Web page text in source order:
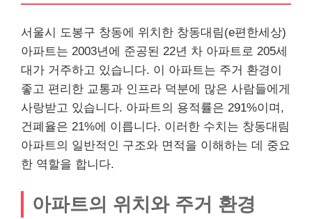
서울시 도봉구 창동에 위치한 창동대림(e편한세상)
아파트는 2003년에 준공된 22년 차 아파트로 205세
대가 거주하고 있습니다. 이 아파트는 주거 환경이
좋고 편리한 교통과 인프라 덕분에 많은 사람들에게
사랑받고 있습니다. 아파트의 용적률은 291%이며,
건폐율은 21%에 이릅니다. 이러한 수치는 창동대림
아파트의 일반적인 구조와 면적을 이해하는 데 중요
한 역할을 합니다.
아파트의 위치와 주거 환경